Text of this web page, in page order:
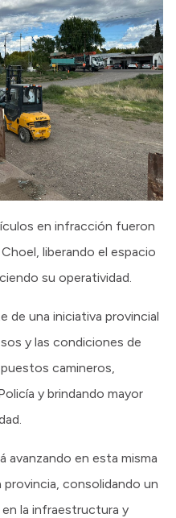
en infracción fueron
liberando el espacio
su operatividad.
de una iniciativa provincial
y las condiciones de
camineros,
y brindando mayor
avanzando en esta misma
consolidando un
la infraestructura y